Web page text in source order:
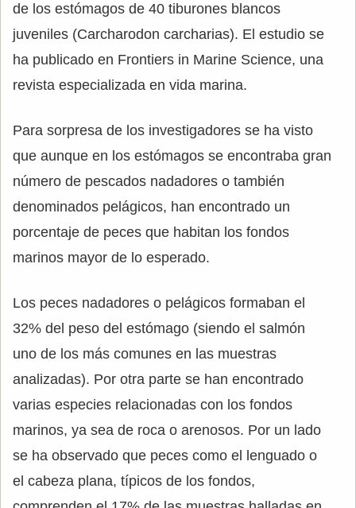
de los estómagos de 40 tiburones blancos
juveniles (Carcharodon carcharias). El estudio se
ha publicado en Frontiers in Marine Science, una
revista especializada en vida marina.
Para sorpresa de los investigadores se ha visto
que aunque en los estómagos se encontraba gran
número de pescados nadadores o también
denominados pelágicos, han encontrado un
porcentaje de peces que habitan los fondos
marinos mayor de lo esperado.
Los peces nadadores o pelágicos formaban el
32% del peso del estómago (siendo el salmón
uno de los más comunes en las muestras
analizadas). Por otra parte se han encontrado
varias especies relacionadas con los fondos
marinos, ya sea de roca o arenosos. Por un lado
se ha observado que peces como el lenguado o
el cabeza plana, típicos de los fondos,